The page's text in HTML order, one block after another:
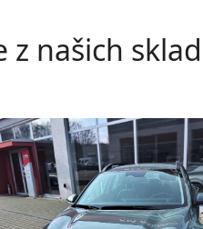
z našich